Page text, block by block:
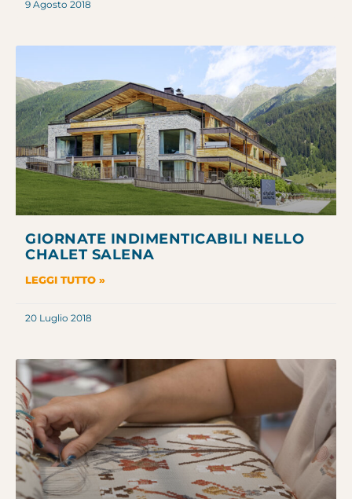
9 Agosto 2018
GIORNATE INDIMENTICABILI NELLO
CHALET SALENA
LEGGI TUTTO »
20 Luglio 2018